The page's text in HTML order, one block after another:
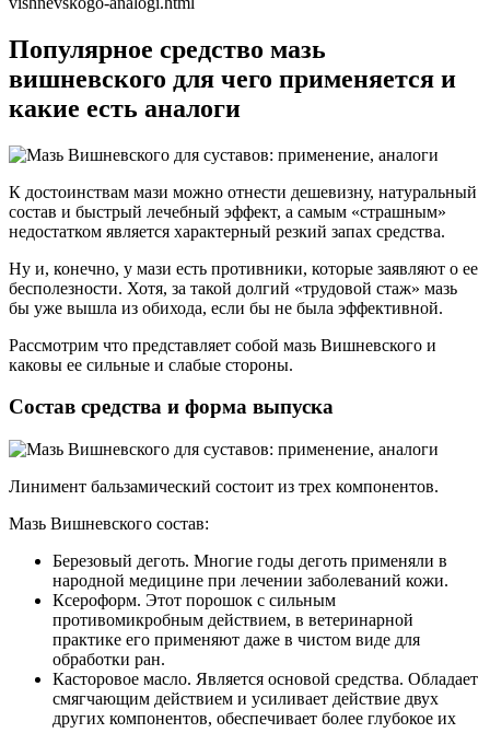
Популярное средство мазь
вишневского для чего применяется и
какие есть аналоги
К достоинствам мази можно отнести дешевизну, натуральный
состав и быстрый лечебный эффект, а самым «страшным»
недостатком является характерный резкий запах средства.
Ну и, конечно, у мази есть противники, которые заявляют о ее
бесполезности. Хотя, за такой долгий «трудовой стаж» мазь
бы уже вышла из обихода, если бы не была эффективной.
Рассмотрим что представляет собой мазь Вишневского и
каковы ее сильные и слабые стороны.
Состав средства и форма выпуска
Линимент бальзамический состоит из трех компонентов.
Мазь Вишневского состав:
Березовый деготь. Многие годы деготь применяли в
народной медицине при лечении заболеваний кожи.
Ксероформ. Этот порошок с сильным
противомикробным действием, в ветеринарной
практике его применяют даже в чистом виде для
обработки ран.
Касторовое масло. Является основой средства. Обладает
смягчающим действием и усиливает действие двух
других компонентов, обеспечивает более глубокое их